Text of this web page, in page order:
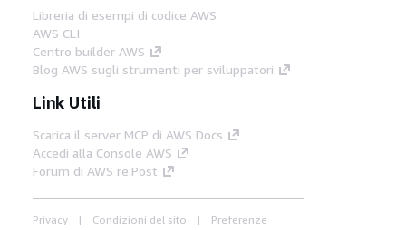
Libreria di esempi di codice AWS
AWS CLI
Centro builder AWS
Blog AWS sugli strumenti per sviluppatori
Link Utili
Scarica il server MCP di AWS Docs
Accedi alla Console AWS
Forum di AWS re:Post
Privacy Condizioni del sito
Preferenze